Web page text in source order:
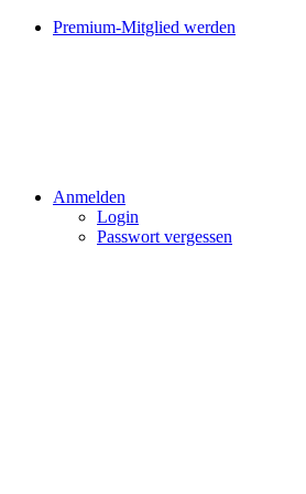
Premium-Mitglied werden
Anmelden
Login
Passwort vergessen